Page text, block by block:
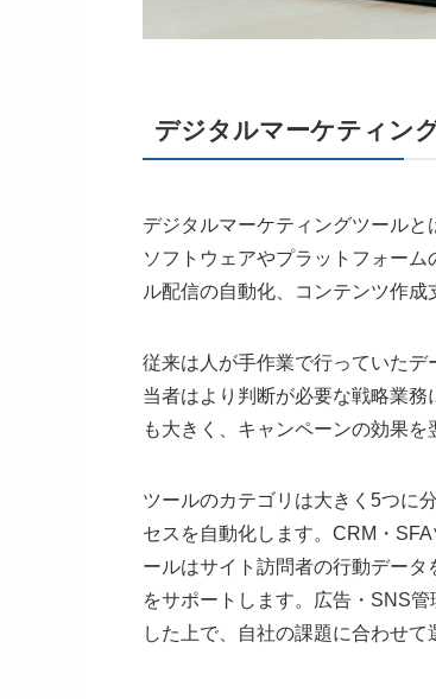
デジタルマーケティン
デジタルマーケティングツール
ソフトウェアやプラットフォー
ル配信の自動化、コンテンツ作成
従来は人が手作業で行っていた
当者はより判断が必要な戦略業
も大きく、キャンペーンの効果を
ツールのカテゴリは大きく5つに
セスを自動化します。CRM・
ールはサイト訪問者の行動デー
をサポートします。広告・SNS
した上で、自社の課題に合わせて